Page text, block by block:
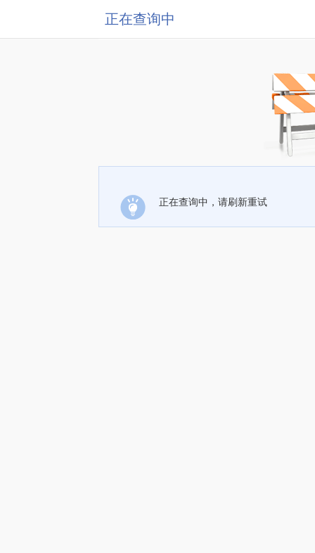
正在查询中
正在查询中，请刷新重试